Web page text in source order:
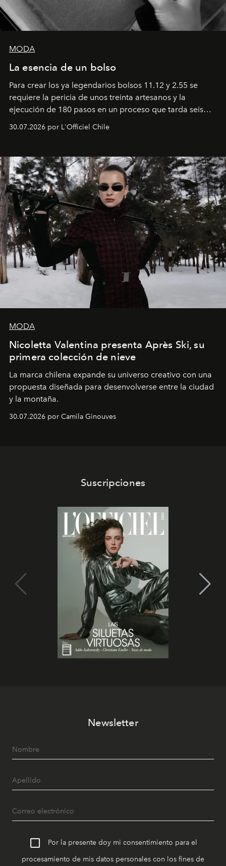
MODA
La esencia de un bolso
Para crear los ya legendarios bolsos 11.12 y 2.55 se
requiere la pericia de unos treinta artesanos y la
ejecución de 180 pasos en un proceso que tarda seis
que se enseña solamente en la escuela de formación de
30.07.2026 por L'Officiel Chile
MODA
Nicoletta Valentina presenta Après Ski, su
primera colección de nieve
La marca chilena expande su universo creativo con una
propuesta diseñada para desenvolverse entre la ciudad
y la montaña.
30.07.2026 por Camila Ginouves
Suscripciones
Newsletter
Por la presente doy mi consentimiento para el
procesamiento de mis datos personales con los fines de